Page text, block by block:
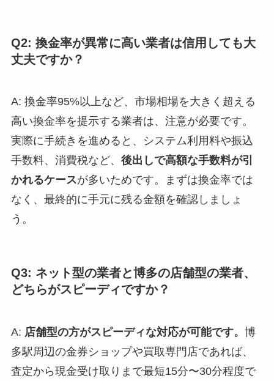
Q2: 換金率が異常に高い業者は信用しても大
丈夫ですか？
A: 換金率95%以上など、市場相場を大きく超える
高い換金率を提示する業者は、注意が必要です。
実際に手続きを進めると、システム利用料や振込
手数料、消費税など、 後出しで高額な手数料が引
かれるケースが多いためです。まずは換金率では
なく、最終的に手元に残る金額を確認しましょ
う。
Q3: ネット型の業者と博多の店舗型の業者、
どちらがスピーディですか？
A: 店舗型の方がスピーディな対応が可能です。 博
多駅周辺の金券ショップや買取専門店であれば、
査定から現金受け取りまで最短15分〜30分程度で